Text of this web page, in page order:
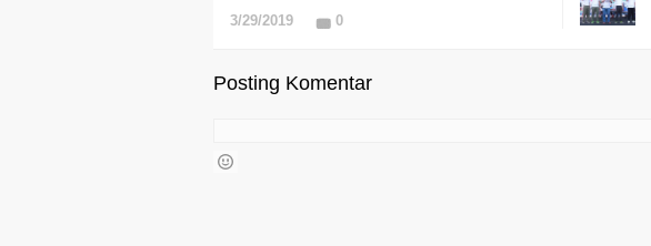
3/29/2019 0
Posting Komentar